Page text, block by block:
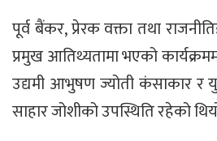
पूर्व बैंकर, प्रेरक वक्ता तथा
प्रमुख आतिथ्यतामा भएको
उद्यमी आभुषण ज्योती कंसाकार र
साहार जोशीको उपस्थिति रहेको